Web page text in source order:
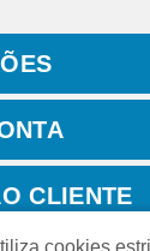
CLIENTE
cookies